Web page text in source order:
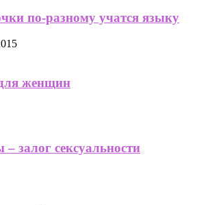
по-разному учатся языку
женщин
залог сексуальности